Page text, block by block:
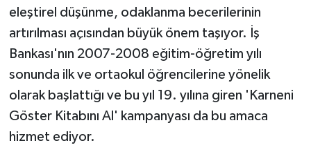
eleştirel düşünme, odaklanma becerilerinin
artırılması açısından büyük önem taşıyor. İş
Bankası'nın 2007-2008 eğitim-öğretim yılı
sonunda ilk ve ortaokul öğrencilerine yönelik
olarak başlattığı ve bu yıl 19. yılına giren 'Karneni
Göster Kitabını Al' kampanyası da bu amaca
hizmet ediyor.